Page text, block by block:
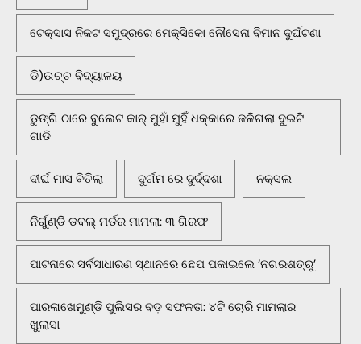
ଟେକ୍ସାସ ନିକଟ ସମୁଦ୍ରରେ ମେକ୍ସିକୋ ନୌସେନା ବିମାନ ଦୁର୍ଘଟଣା
ଡି)ଉଚ୍ଚ ବିଦ୍ୟାଳୟ
ଡୁଙ୍ଗି ଠାରେ ବୁଲେଟ କାର୍ ମୁହାଁ ମୁହିଁ ଧକ୍କାରେ ଜଳିଗଲା ଦୁଇଟି
ଗାଡି
ଦୀର୍ଘ ମାସ ବିତିଲା ଦୁର୍ଗମ ରେ ଦୁର୍ଦ୍ଦଶା ନକ୍ସଲ
ନିର୍ଗୁଣ୍ଡି ଡବଲ୍ ମର୍ଡର ମାମଲା: ୩ ଗିରଫ
ପାଟନାରେ ସର୍ବସାଧାରଣ ସ୍ଥାନରେ ଛେପ ପକାଇଲେ ‘ନଗରଶତ୍ରୁ’
ପାରଳାଖେମୁଣ୍ଡି ପୁଲିସର ବଡ଼ ସଫଳତା: ୪ଟି ଚୋରି ମାମଲାର
ଖୁଲାସା